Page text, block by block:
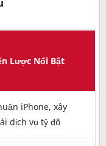
Lược Nổi Bật
iPhone, xây
dịch vụ tỷ đô